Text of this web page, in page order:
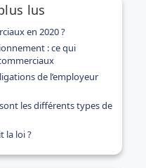
lus
en 2020 ?
: ce qui
de l’employeur
les différents types de
la loi ?